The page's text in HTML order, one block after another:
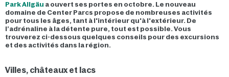
Park Allgäu a ouvert ses portes en octobre. Le nouveau
domaine de Center Parcs propose de nombreuses activités
pour tous les âges, tant à l'intérieur qu'à l'extérieur. De
l’adrénaline à la détente pure, tout est possible. Vous
trouverez ci-dessous quelques conseils pour des excursions
et des activités dans la région.
Villes, châteaux et lacs